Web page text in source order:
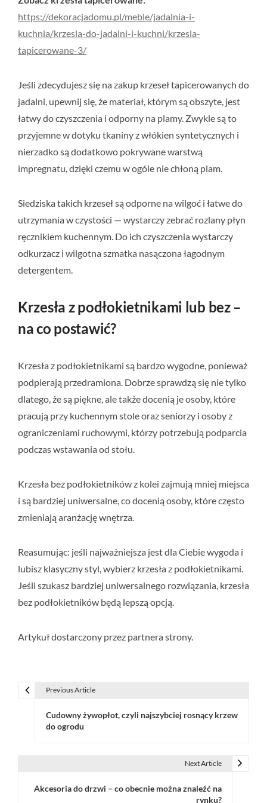
https://dekoracjadomu.pl/meble/jadalnia-i-
kuchnia/krzesla-do-jadalni-i-kuchni/krzesla-
tapicerowane-3/
Jeśli zdecydujesz się na zakup krzeseł tapicerowanych do
jadalni, upewnij się, że materiał, którym są obszyte, jest
łatwy do czyszczenia i odporny na plamy. Zwykle są to
przyjemne w dotyku tkaniny z włókien syntetycznych i
nierzadko są dodatkowo pokrywane warstwą
impregnatu, dzięki czemu w ogóle nie chłoną plam.
Siedziska takich krzeseł są odporne na wilgoć i łatwe do
utrzymania w czystości — wystarczy zebrać rozlany płyn
ręcznikiem kuchennym. Do ich czyszczenia wystarczy
odkurzacz i wilgotna szmatka nasączona łagodnym
detergentem.
Krzesła z podłokietnikami lub bez –
na co postawić?
Krzesła z podłokietnikami są bardzo wygodne, ponieważ
podpierają przedramiona. Dobrze sprawdzą się nie tylko
dlatego, że są piękne, ale także docenią je osoby, które
pracują przy kuchennym stole oraz seniorzy i osoby z
ograniczeniami ruchowymi, którzy potrzebują podparcia
podczas wstawania od stołu.
Krzesła bez podłokietników z kolei zajmują mniej miejsca
i są bardziej uniwersalne, co docenią osoby, które często
zmieniają aranżację wnętrza.
Reasumując: jeśli najważniejsza jest dla Ciebie wygoda i
lubisz klasyczny styl, wybierz krzesła z podłokietnikami.
Jeśli szukasz bardziej uniwersalnego rozwiązania, krzesła
bez podłokietników będą lepszą opcją.
Artykuł dostarczony przez partnera strony.
Previous Article
Cudowny żywopłot, czyli najszybciej rosnący krzew
do ogrodu
Next Article
Akcesoria do drzwi – co obecnie można znaleźć na
rynku?